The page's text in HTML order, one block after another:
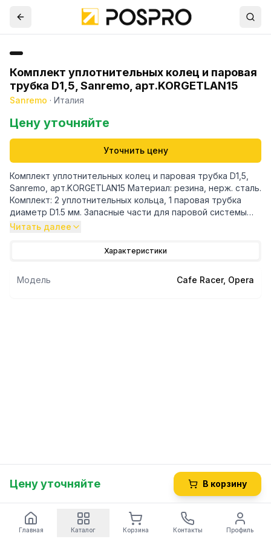
Комплект уплотнительных колец и паровая
трубка D1,5, Sanremo, арт.KORGETLAN15
Sanremo · Италия
Цену уточняйте
Уточнить цену
Комплект уплотнительных колец и паровая трубка D1,5,
Sanremo, арт.KORGETLAN15 Материал: резина, нерж. cталь.
Комплект: 2 уплотнительных кольца, 1 паровая трубка
диаметр D1.5 мм. Запасные части для паровой системы
кофемашины. Для моделей Cafe Racer, Opera
Читать далее
Характеристики
Модель Cafe Racer, Opera
Цену уточняйте В корзину
Главная Каталог Корзина Контакты Профиль